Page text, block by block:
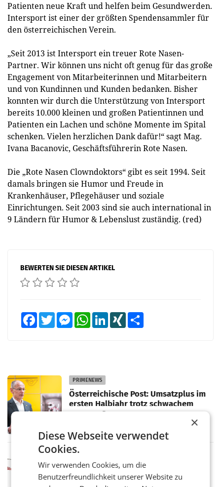
Patienten neue Kraft und helfen beim Gesundwerden.
Intersport ist einer der größten Spendensammler für
den österreichischen Verein.
„Seit 2013 ist Intersport ein treuer Rote Nasen-
Partner. Wir können uns nicht oft genug für das große
Engagement von Mitarbeiterinnen und Mitarbeitern
und von Kundinnen und Kunden bedanken. Bisher
konnten wir durch die Unterstützung von Intersport
bereits 10.000 kleinen und großen Patientinnen und
Patienten ein Lachen und schöne Momente im Spital
schenken. Vielen herzlichen Dank dafür!“ sagt Mag.
Ivana Bacanovic, Geschäftsführerin Rote Nasen.
Die „Rote Nasen Clowndoktors“ gibt es seit 1994. Seit
damals bringen sie Humor und Freude in
Krankenhäuser, Pflegehäuser und soziale
Einrichtungen. Seit 2003 sind sie auch international in
9 Ländern für Humor & Lebenslust zuständig. (red)
BEWERTEN SIE DIESEN ARTIKEL
FacebookTwitter MessengerWhatsAppLinkedInXING
PRIMENEWS
Österreichische Post: Umsatzplus im
ersten Halbjahr trotz schwachem
Briefgeschäft
ersten Halbjahr 2026 einen Konzernumsatz
von 1.544,0 Mio. EUR erwirtschaftet, was
einem Plus von 3,8 Prozent gegenüber dem
Vergleichszeitraum
MARKETING & MEDIA
ProSiebenSat.1 spart und macht
überraschend viel Gewinn
×
Diese Webseite verwendet
Cookies.
Wir verwenden Cookies, um die
Benutzerfreundlichkeit unserer Website zu